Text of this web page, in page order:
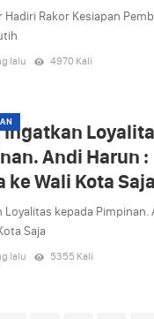
Hadiri Rakor Kesiapan
lalu 4970 Kali
Ingatkan
Andi Harun :
ke Wali Kota Saja
Loyalitas kepada Pimpinan.
Saja
lalu 5355 Kali